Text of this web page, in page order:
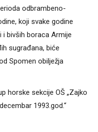
odbrambeno-
koji svake godine
i bivših boraca Armije
sugrađana, biće
Spomen obilježja
horske sekcije OŠ „Zajko
1993.god.“